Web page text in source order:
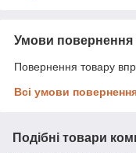
Умови повернення
Повернення товару
Всі умови
Подібні товари